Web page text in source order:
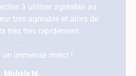
à utiliser agréable au
très agréable et alors de
très très rapidement.
un immense merci !
Michèle M.